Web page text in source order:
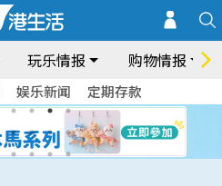
玩乐情报 购物情报
娱乐新闻 定期存款